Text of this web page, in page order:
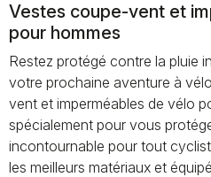
Vestes coupe-vent et
pour hommes
Restez protégé contre la pluie
votre prochaine aventure à
vent et imperméables de vélo
spécialement pour vous
incontournable pour tout
les meilleurs matériaux et